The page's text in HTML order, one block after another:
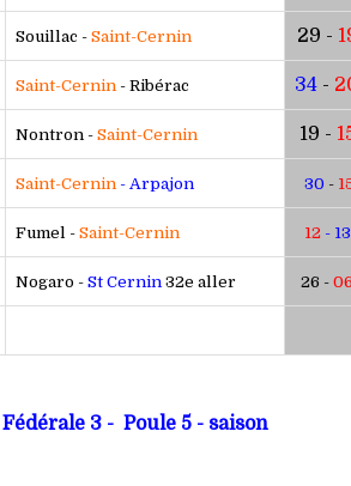
Souillac - Saint-Cernin 29 -
Saint-Cernin - Ribérac 34 -
Nontron - Saint-Cernin 19 -
Saint-Cernin - Arpajon 30 -
Fumel - Saint-Cernin 12 - 13
Nogaro - St Cernin 32e aller 26 -
3 - Poule 5 - saison